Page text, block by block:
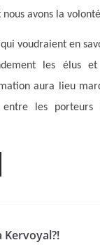
avons la
voudraient en
les élus
aura lieu
entre les
Kervoyal?!